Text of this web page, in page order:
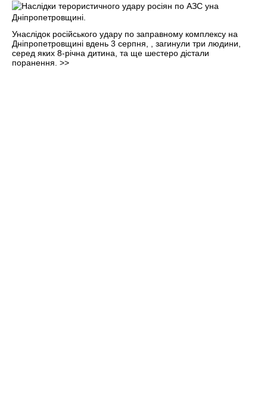
Унаслідок російського удару по заправному комплексу на
Дніпропетровщині вдень 3 серпня, , загинули три людини,
серед яких 8-річна дитина, та ще шестеро дістали
поранення. >>